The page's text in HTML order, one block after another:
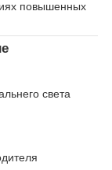
повышенных
света